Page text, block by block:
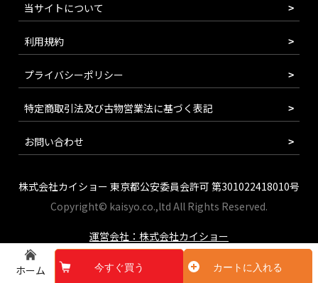
ホーム 今すぐ買う カートに入れる
当サイトについて
利用規約
プライバシーポリシー
特定商取引法及び古物営業法に基づく表記
お問い合わせ
株式会社カイショー 東京都公安委員会許可 第301022418010号
Copyright© kaisyo.co.,ltd All Rights Reserved.
運営会社：株式会社カイショー